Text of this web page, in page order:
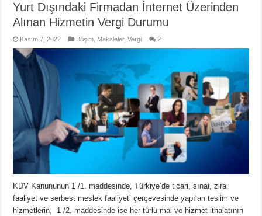
Yurt Dışındaki Firmadan İnternet Üzerinden
Alınan Hizmetin Vergi Durumu
Kasım 7, 2022 Bilişim Makaleler,Vergi 2
KDV Kanununun 1 /1. maddesinde, Türkiye’de ticari, sınai, zirai
faaliyet ve serbest meslek faaliyeti çerçevesinde yapılan teslim ve
hizmetlerin, 1 /2. maddesinde ise her türlü mal ve hizmet ithalatının